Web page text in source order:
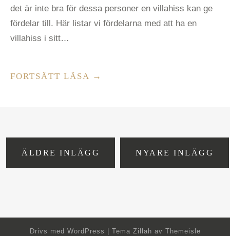
det är inte bra för dessa personer en villahiss kan ge
fördelar till. Här listar vi fördelarna med att ha en
villahiss i sitt…
FORTSÄTT LÄSA ”FÖRDELAR
VILLAHISS”
→
INLÄGGSNAVIGERING
ÄLDRE INLÄGG NYARE INLÄGG
Drivs med WordPress Tema Zillah av Themeisle